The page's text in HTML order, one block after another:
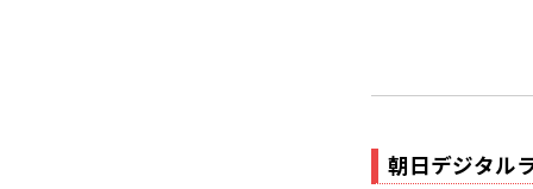
朝日デジタル